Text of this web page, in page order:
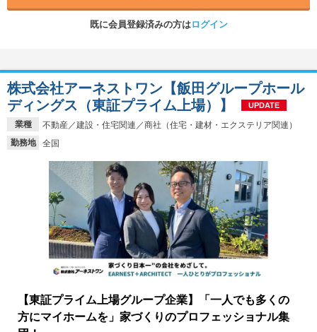
既に会員登録済みの方はログイン
業種
不動産／建設・住宅関連／商社（住宅・建材・エクステリア関連）
勤務地
全国
株式会社アーネストワン【飯田グループホール
ディングス（東証プライム上場）】
UPDATE
【東証プライム上場グループ企業】「一人でも多くの
方にマイホームを」家づくりのプロフェッショナル集